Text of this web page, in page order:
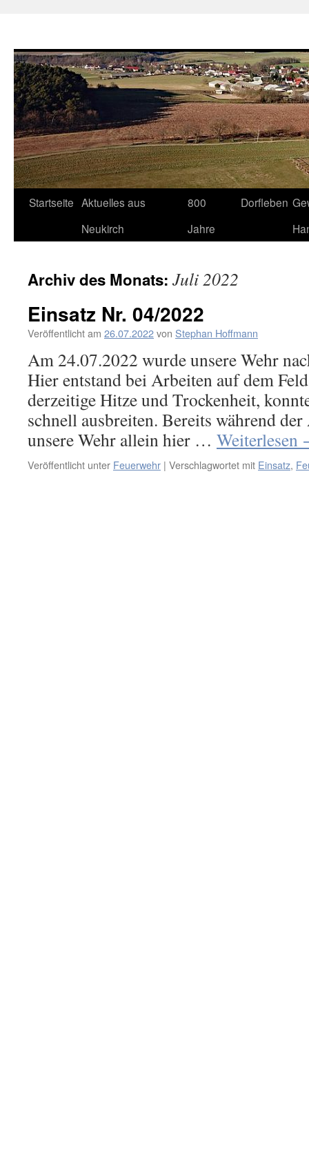
Zum
Startseite Aktuelles aus
Neukirch
800
Jahre
Dorfleben
Archiv des Monats: Juli 2022
Einsatz Nr. 04/2022
Veröffentlicht am 26.07.2022von Stephan Hoffmann
Am 24.07.2022 wurde unsere Wehr
Hier entstand bei Arbeiten auf dem
derzeitige Hitze und Trockenheit,
schnell ausbreiten. Bereits während
unsere Wehr allein hier … Weiterlesen
Veröffentlicht unter Feuerwehr | Verschlagwortet mit Einsatz,